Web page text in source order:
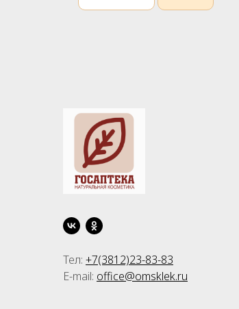
Тел: +7(3812)23-83-83
E-mail: office@omsklek.ru